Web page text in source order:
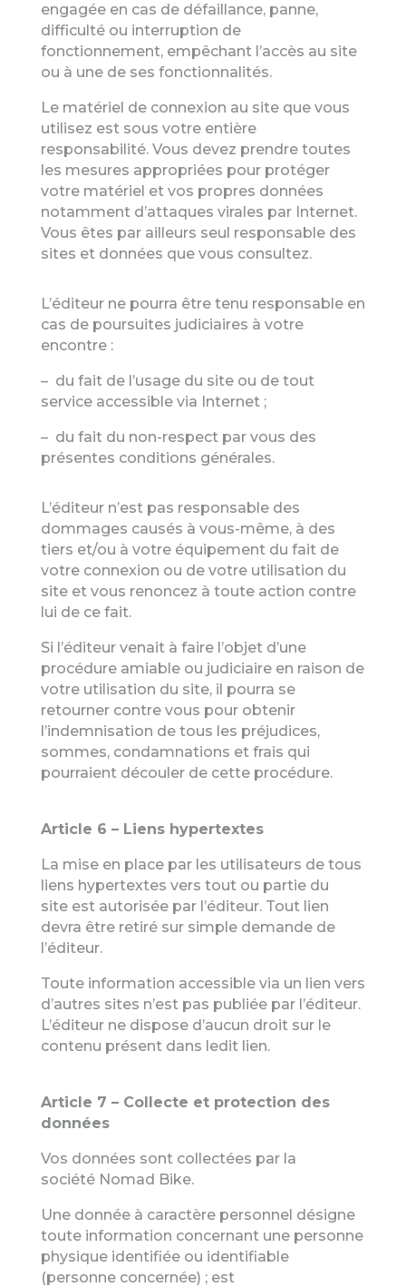
engagée en cas de défaillance, panne,
difficulté ou interruption de
fonctionnement, empêchant l’accès au site
ou à une de ses fonctionnalités.
Le matériel de connexion au site que vous
utilisez est sous votre entière
responsabilité. Vous devez prendre toutes
les mesures appropriées pour protéger
votre matériel et vos propres données
notamment d’attaques virales par Internet.
Vous êtes par ailleurs seul responsable des
sites et données que vous consultez.
L’éditeur ne pourra être tenu responsable en
cas de poursuites judiciaires à votre
encontre :
– du fait de l’usage du site ou de tout
service accessible via Internet ;
– du fait du non-respect par vous des
présentes conditions générales.
L’éditeur n’est pas responsable des
dommages causés à vous-même, à des
tiers et/ou à votre équipement du fait de
votre connexion ou de votre utilisation du
site et vous renoncez à toute action contre
lui de ce fait.
Si l’éditeur venait à faire l’objet d’une
procédure amiable ou judiciaire en raison de
votre utilisation du site, il pourra se
retourner contre vous pour obtenir
l’indemnisation de tous les préjudices,
sommes, condamnations et frais qui
pourraient découler de cette procédure.
Article 6 – Liens hypertextes
La mise en place par les utilisateurs de tous
liens hypertextes vers tout ou partie du
site est autorisée par l’éditeur. Tout lien
devra être retiré sur simple demande de
l’éditeur.
Toute information accessible via un lien vers
d’autres sites n’est pas publiée par l’éditeur.
L’éditeur ne dispose d’aucun droit sur le
contenu présent dans ledit lien.
Article 7 – Collecte et protection des
données
Vos données sont collectées par la
société Nomad Bike.
Une donnée à caractère personnel désigne
toute information concernant une personne
physique identifiée ou identifiable
(personne concernée) ; est